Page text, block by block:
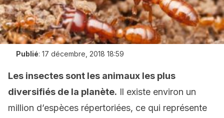
Publié: 17 décembre, 2018 18:59
Les insectes sont les animaux les plus
diversifiés de la planète. Il existe environ un
million d’espèces répertoriées, ce qui représente